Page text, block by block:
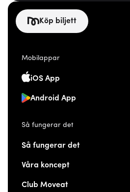
Köp biljett
Mobilappar
iOS App
Android App
Så fungerar det
Så fungerar det
Våra koncept
Club Moveat